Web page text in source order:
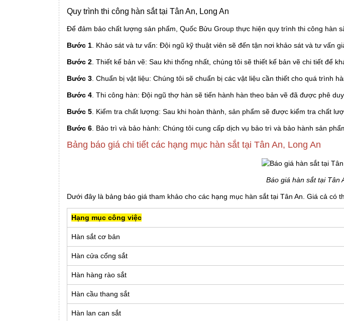
Quy trình thi công hàn sắt tại Tân An, Long An
Để đảm bảo chất lượng sản phẩm, Quốc Bửu Group thực hiện quy trình thi công hàn
Bước 1. Khảo sát và tư vấn: Đội ngũ kỹ thuật viên sẽ đến tận nơi khảo sát và tư vấn
Bước 2. Thiết kế bản vẽ: Sau khi thống nhất, chúng tôi sẽ thiết kế bản vẽ chi tiết để
Bước 3. Chuẩn bị vật liệu: Chúng tôi sẽ chuẩn bị các vật liệu cần thiết cho quá trình
Bước 4. Thi công hàn: Đội ngũ thợ hàn sẽ tiến hành hàn theo bản vẽ đã được phê
Bước 5. Kiểm tra chất lượng: Sau khi hoàn thành, sản phẩm sẽ được kiểm tra chất
Bước 6. Bảo trì và bảo hành: Chúng tôi cung cấp dịch vụ bảo trì và bảo hành sản
Bảng báo giá chi tiết các hạng mục hàn sắt tại Tân An, Long An
Báo giá hàn sắt tại Tân
Dưới đây là bảng báo giá tham khảo cho các hạng mục hàn sắt tại Tân An. Giá cả có
Hạng mục công việc
Hàn sắt cơ bản
Hàn cửa cổng sắt
Hàn hàng rào sắt
Hàn cầu thang sắt
Hàn lan can sắt